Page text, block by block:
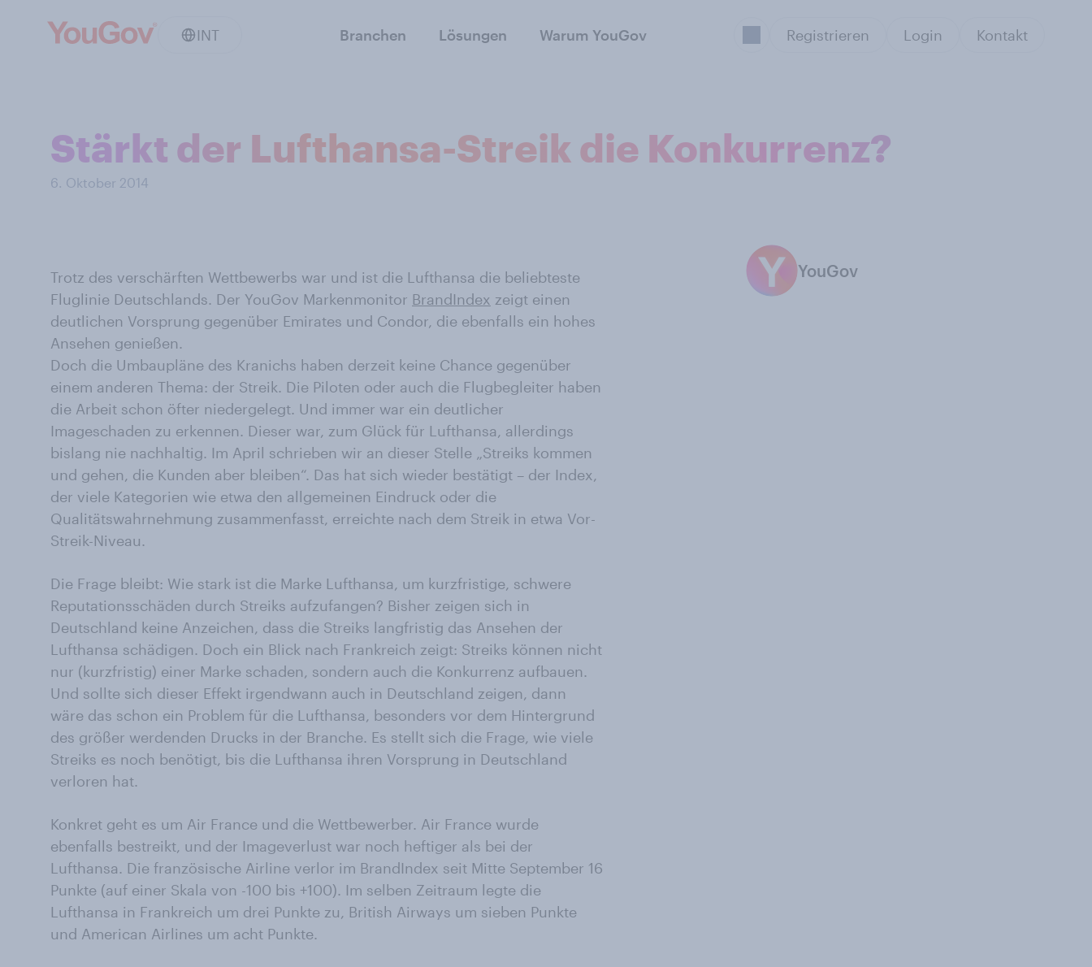
INT Branchen Lösungen Warum YouGov Registrieren Login Kontakt
Stärkt der Lufthansa-Streik die Konkurrenz?
6. Oktober 2014
Trotz des verschärften Wettbewerbs war und ist die Lufthansa die beliebteste
Fluglinie Deutschlands. Der YouGov Markenmonitor BrandIndex zeigt einen
deutlichen Vorsprung gegenüber Emirates und Condor, die ebenfalls ein hohes
Ansehen genießen.
Doch die Umbaupläne des Kranichs haben derzeit keine Chance gegenüber
einem anderen Thema: der Streik. Die Piloten oder auch die Flugbegleiter haben
die Arbeit schon öfter niedergelegt. Und immer war ein deutlicher
Imageschaden zu erkennen. Dieser war, zum Glück für Lufthansa, allerdings
bislang nie nachhaltig. Im April schrieben wir an dieser Stelle „Streiks kommen
und gehen, die Kunden aber bleiben“. Das hat sich wieder bestätigt – der Index,
der viele Kategorien wie etwa den allgemeinen Eindruck oder die
Qualitätswahrnehmung zusammenfasst, erreichte nach dem Streik in etwa Vor-
Streik-Niveau.
Die Frage bleibt: Wie stark ist die Marke Lufthansa, um kurzfristige, schwere
Reputationsschäden durch Streiks aufzufangen? Bisher zeigen sich in
Deutschland keine Anzeichen, dass die Streiks langfristig das Ansehen der
Lufthansa schädigen. Doch ein Blick nach Frankreich zeigt: Streiks können nicht
nur (kurzfristig) einer Marke schaden, sondern auch die Konkurrenz aufbauen.
Und sollte sich dieser Effekt irgendwann auch in Deutschland zeigen, dann
wäre das schon ein Problem für die Lufthansa, besonders vor dem Hintergrund
des größer werdenden Drucks in der Branche. Es stellt sich die Frage, wie viele
Streiks es noch benötigt, bis die Lufthansa ihren Vorsprung in Deutschland
verloren hat.
Konkret geht es um Air France und die Wettbewerber. Air France wurde
ebenfalls bestreikt, und der Imageverlust war noch heftiger als bei der
Lufthansa. Die französische Airline verlor im BrandIndex seit Mitte September 16
Punkte (auf einer Skala von -100 bis +100). Im selben Zeitraum legte die
Lufthansa in Frankreich um drei Punkte zu, British Airways um sieben Punkte
und American Airlines um acht Punkte.
YouGov